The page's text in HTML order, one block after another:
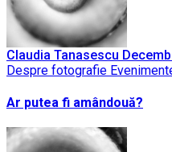
Claudia Tanasescu
Despre fotografie
Ar putea fi amândouă?